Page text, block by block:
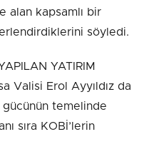
alan kapsamlı bir
söyledi.
YATIRIM
Valisi Erol Ayyıldız da
gücünün temelinde
sıra KOBİ’lerin